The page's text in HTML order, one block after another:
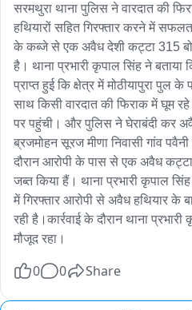
सरमथुरा थाना पुलिस ने वारदात की
हथियारों सहित गिरफ्तार करने में
के कब्जे से एक अवैध देशी कट्टा 315
है। थाना प्रभारी कृपाल सिंह ने
प्राप्त हुई कि क्षेत्र में मोठीयापुरा पुल
साथ किसी वारदात की फिराक में घूम
पर पहुंची। और पुलिस ने घेराबंदी कर
ब्रजमोहन सूरज मीणा निवासी गांव
दौरान आरोपी के पास से एक अवैध
जब्त किया हैं। थाना प्रभारी कृपाल
में गिरफ्तार आरोपी से अवैध हथियार के
रही है।कार्रवाई के दौरान थाना
मौजूद रहा।
0 0 Share